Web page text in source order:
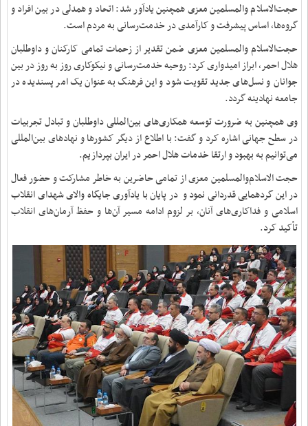
حجت‌الاسلام والمسلمین معزی همچنین یادآور شد: اتحاد و همدلی در بین افراد و
گروه‌ها، اساس پیشرفت و کارآمدی در خدمت‌رسانی به مردم است.
حجت‌الاسلام والمسلمین معزی ضمن تقدیر از زحمات تمامی کارکنان و داوطلبان
هلال احمر، ابراز امیدواری کرد: روحیه خدمت‌رسانی و نیکوکاری روز به روز در بین
جوانان و نسل‌های جدید تقویت شود و این فرهنگ به عنوان یک امر پسندیده در
جامعه نهادینه گردد.
وی همچنین به ضرورت توسعه همکاری‌های بین‌المللی داوطلبان و تبادل تجربیات
در سطح جهانی اشاره کرد و گفت: با اطلاع از دیگر کشورها و نهادهای بین‌المللی
می‌توانیم به بهبود و ارتقا خدمات هلال احمر در ایران بپردازیم.
حجت الاسلام‌والمسلمین معزی از تمامی حاضرین به خاطر مشارکت و حضور فعال
در این گردهمایی قدردانی نمود و در پایان با یادآوری جایگاه والای شهدای انقلاب
اسلامی و فداکاری‌های آنان، بر لزوم ادامه مسیر آن‌ها و حفظ آرمان‌های انقلاب
تأکید کرد.